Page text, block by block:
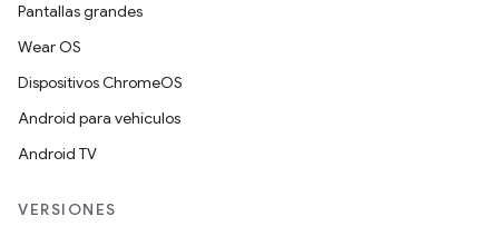
Pantallas grandes
Wear OS
Dispositivos ChromeOS
Android para vehículos
Android TV
VERSIONES